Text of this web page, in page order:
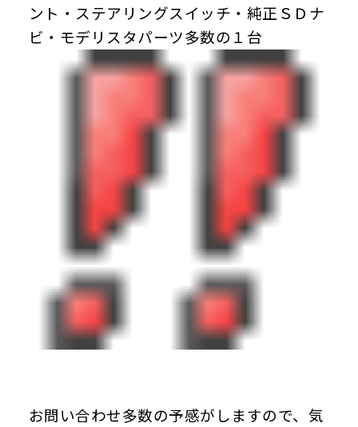
ント・ステアリングスイッチ・純正ＳＤナ
ビ・モデリスタパーツ多数の１台
お問い合わせ多数の予感がしますので、気